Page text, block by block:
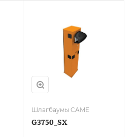
Шлагбаумы CAME
G3750_SX